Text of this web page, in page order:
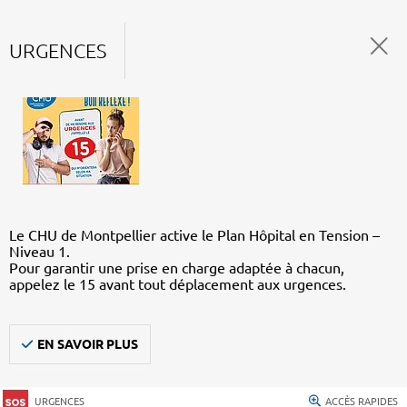
URGENCES
Le CHU de Montpellier active le Plan Hôpital en Tension –
Niveau 1.
Pour garantir une prise en charge adaptée à chacun,
appelez le 15 avant tout déplacement aux urgences.
EN SAVOIR PLUS
URGENCES ACCÈS RAPIDES